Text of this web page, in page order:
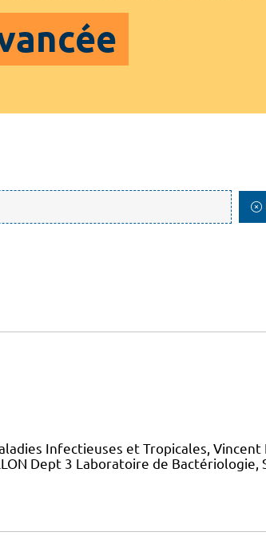
Infectieuses et Tropicales, Vincent
Dept 3 Laboratoire de Bactériologie,